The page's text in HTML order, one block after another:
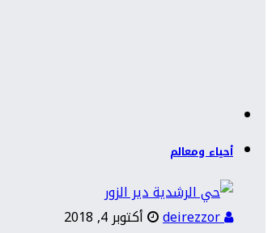
أحياء ومعالم
deirezzor
أكتوبر 4, 2018